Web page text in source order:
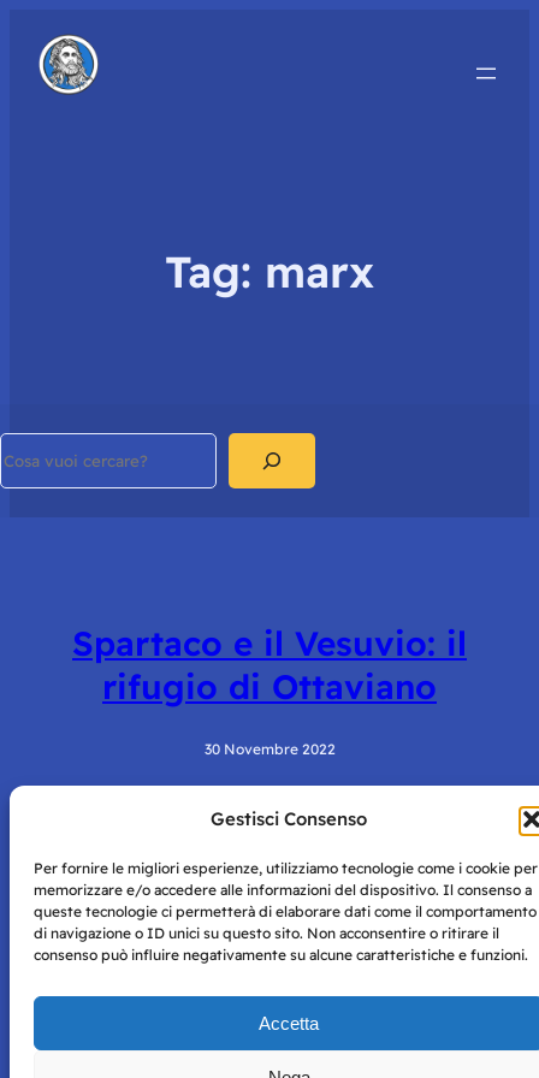
Gestisci Consenso
Per fornire le migliori esperienze, utilizziamo tecnologie come i cookie per
memorizzare e/o accedere alle informazioni del dispositivo. Il consenso a
queste tecnologie ci permetterà di elaborare dati come il comportamento
di navigazione o ID unici su questo sito. Non acconsentire o ritirare il
consenso può influire negativamente su alcune caratteristiche e funzioni.
Accetta
Tag: marx
Spartaco e il Vesuvio: il
rifugio di Ottaviano
30 Novembre 2022
Napoli con autorizzazione numero 38 del 25/9/2019.
Tutte le immagini e i contenuti su questo sito sono forniti